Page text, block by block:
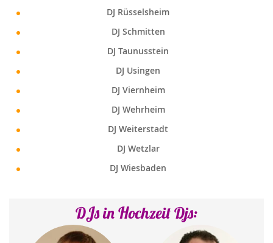
DJ Rüsselsheim
DJ Schmitten
DJ Taunusstein
DJ Usingen
DJ Viernheim
DJ Wehrheim
DJ Weiterstadt
DJ Wetzlar
DJ Wiesbaden
DJs in Hochzeit Djs: